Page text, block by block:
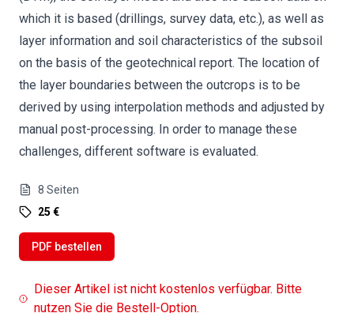
which it is based (drillings, survey data, etc.), as well as
layer information and soil characteristics of the subsoil
on the basis of the geotechnical report. The location of
the layer boundaries between the outcrops is to be
derived by using interpolation methods and adjusted by
manual post-processing. In order to manage these
challenges, different software is evaluated.
8 Seiten
25 €
PDF bestellen
Dieser Artikel ist nicht kostenlos verfügbar. Bitte
nutzen Sie die Bestell-Option.